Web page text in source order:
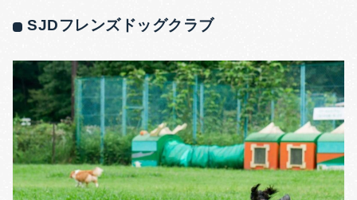
SJDフレンズドッグクラブ